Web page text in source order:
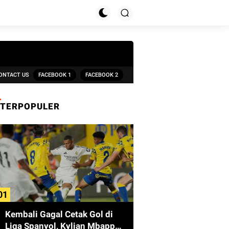
US FACEBOOK 1 FACEBOOK 2
TERPOPULER
Kembali Gagal Cetak Gol di
Liga Spanyol, Kylian Mbappe